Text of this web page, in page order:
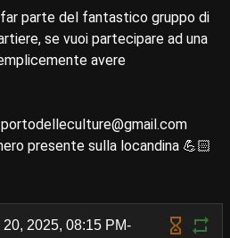
parte del fantastico gruppo di
se vuoi partecipare ad una
avere
portodelleculture@gmail.com
presente sulla locandina 💪🏻
2025, 08:15 PM-